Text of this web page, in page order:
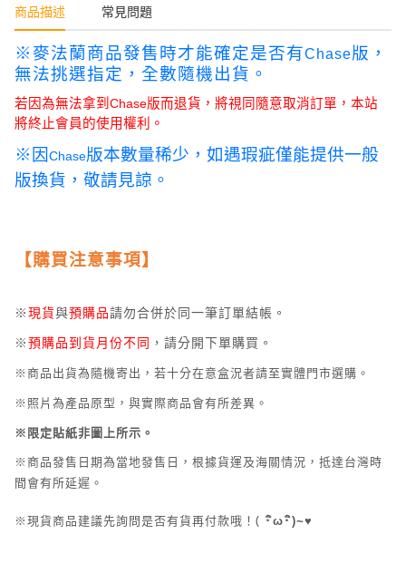
商品描述 常見問題
※麥法蘭商品發售時才能確定是否有Chase版，
無法挑選指定，全數隨機出貨。
若因為無法拿到 Chase版而退貨，將視同隨意取消訂單，本站
將終止會員的使用權利。
※因Chase版本數量稀少，如遇瑕疵僅能提供一般
版換貨，敬請見諒。
【購買注意事項】
※現貨與預購品請勿合併於同一筆訂單結帳。
※預購品到貨月份不同 ，請分開下單購買。
※商品出貨為隨機寄出，若十分在意盒況者請至實體門市選購。
※照片為產品原型，與實際商品會有所差異。
※限定貼紙非圖上所示。
※商品發售日期為當地發售日，根據貨運及海關情況，抵達台灣時
間會有所延遲。
※現貨商品建議先詢問是否有貨再付款哦！ ( ･ω･)~♥